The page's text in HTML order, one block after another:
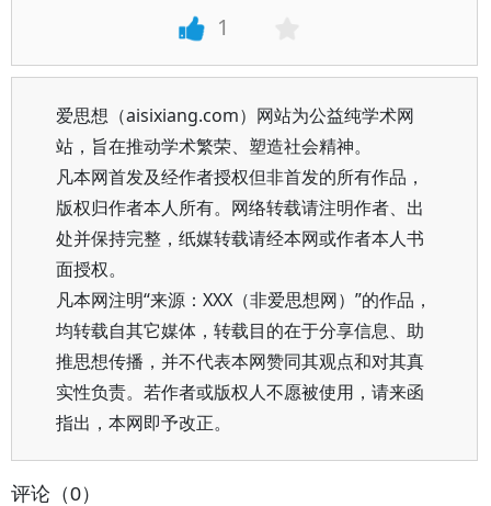
1
爱思想（aisixiang.com）网站为公益纯学术网
站，旨在推动学术繁荣、塑造社会精神。
凡本网首发及经作者授权但非首发的所有作品，
版权归作者本人所有。网络转载请注明作者、出
处并保持完整，纸媒转载请经本网或作者本人书
面授权。
凡本网注明“来源：XXX（非爱思想网）”的作品，
均转载自其它媒体，转载目的在于分享信息、助
推思想传播，并不代表本网赞同其观点和对其真
实性负责。若作者或版权人不愿被使用，请来函
指出，本网即予改正。
评论（0）